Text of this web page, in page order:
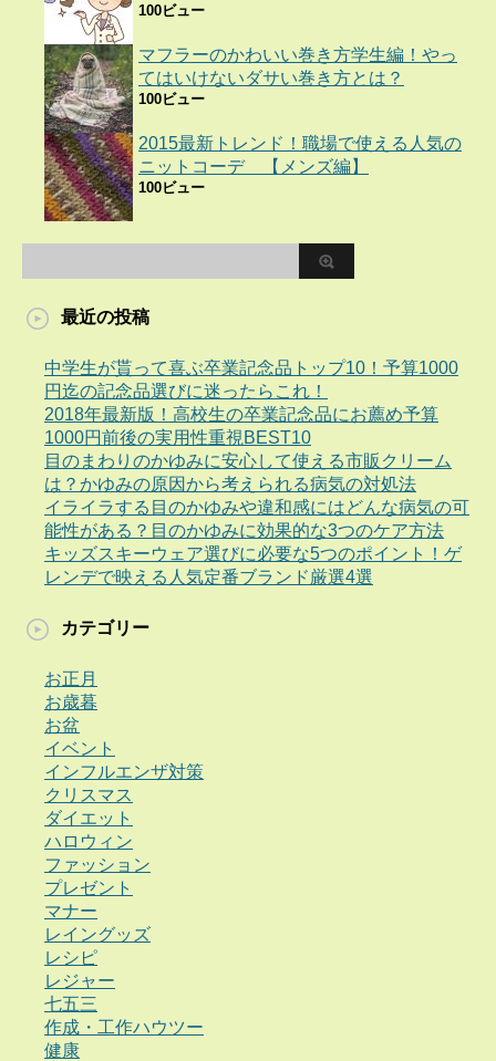
100ビュー
マフラーのかわいい巻き方学生編！やっ
てはいけないダサい巻き方とは？
100ビュー
2015最新トレンド！職場で使える人気の
ニットコーデ 【メンズ編】
100ビュー
最近の投稿
中学生が貰って喜ぶ卒業記念品トップ10！予算1000
円迄の記念品選びに迷ったらこれ！
2018年最新版！高校生の卒業記念品にお薦め予算
1000円前後の実用性重視BEST10
目のまわりのかゆみに安心して使える市販クリーム
は？かゆみの原因から考えられる病気の対処法
イライラする目のかゆみや違和感にはどんな病気の可
能性がある？目のかゆみに効果的な3つのケア方法
キッズスキーウェア選びに必要な5つのポイント！ゲ
レンデで映える人気定番ブランド厳選4選
カテゴリー
お正月
お歳暮
お盆
イベント
インフルエンザ対策
クリスマス
ダイエット
ハロウィン
ファッション
プレゼント
マナー
レイングッズ
レシピ
レジャー
七五三
作成・工作ハウツー
健康